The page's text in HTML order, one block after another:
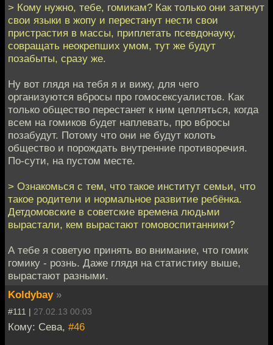
> Кому нужно, тебе, гомикам? Как только они заткнут
свои языки в жопу и перестанут нести свои
пристрастия в массы, приплетать псевдонауку,
совращать неокрепших умом, тут же будут
позабыты, сразу же.
Ну вот глядя на тебя я и вижу, для чего
организуются вбросы про гомосексуалистов. Как
только общество перестанет к ним цепляться, когда
всем на гомиков будет наплевать, про вбросы
позабудут. Потому что они не будут колоть
общество и порождать внутренние противоречия.
По-сути, на пустом месте.
> Ознакомься с тем, что такое институт семьи, что
такое родители и нормальное развитие ребёнка.
Детдомовские в советские времена людьми
вырастали, кем вырастают гомовоспитанники?
А тебе я советую принять во внимание, что гомик
гомику - рознь. Даже глядя на статистику выше,
вырастают разными.
Koldybay »
#111 | 27.02.13 00:03
Кому: Сева, #46